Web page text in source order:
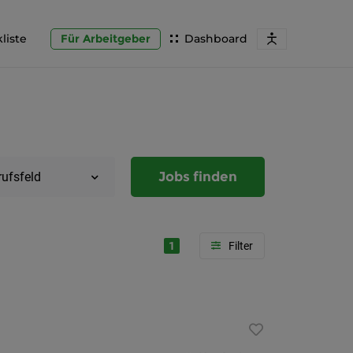
Dashboard
Für Arbeitgeber
Jobs finden
1